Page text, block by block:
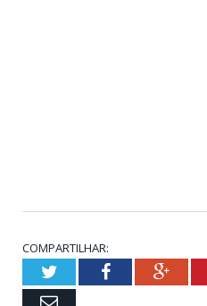
COMPARTILHAR:
TwitterFacebook
Email